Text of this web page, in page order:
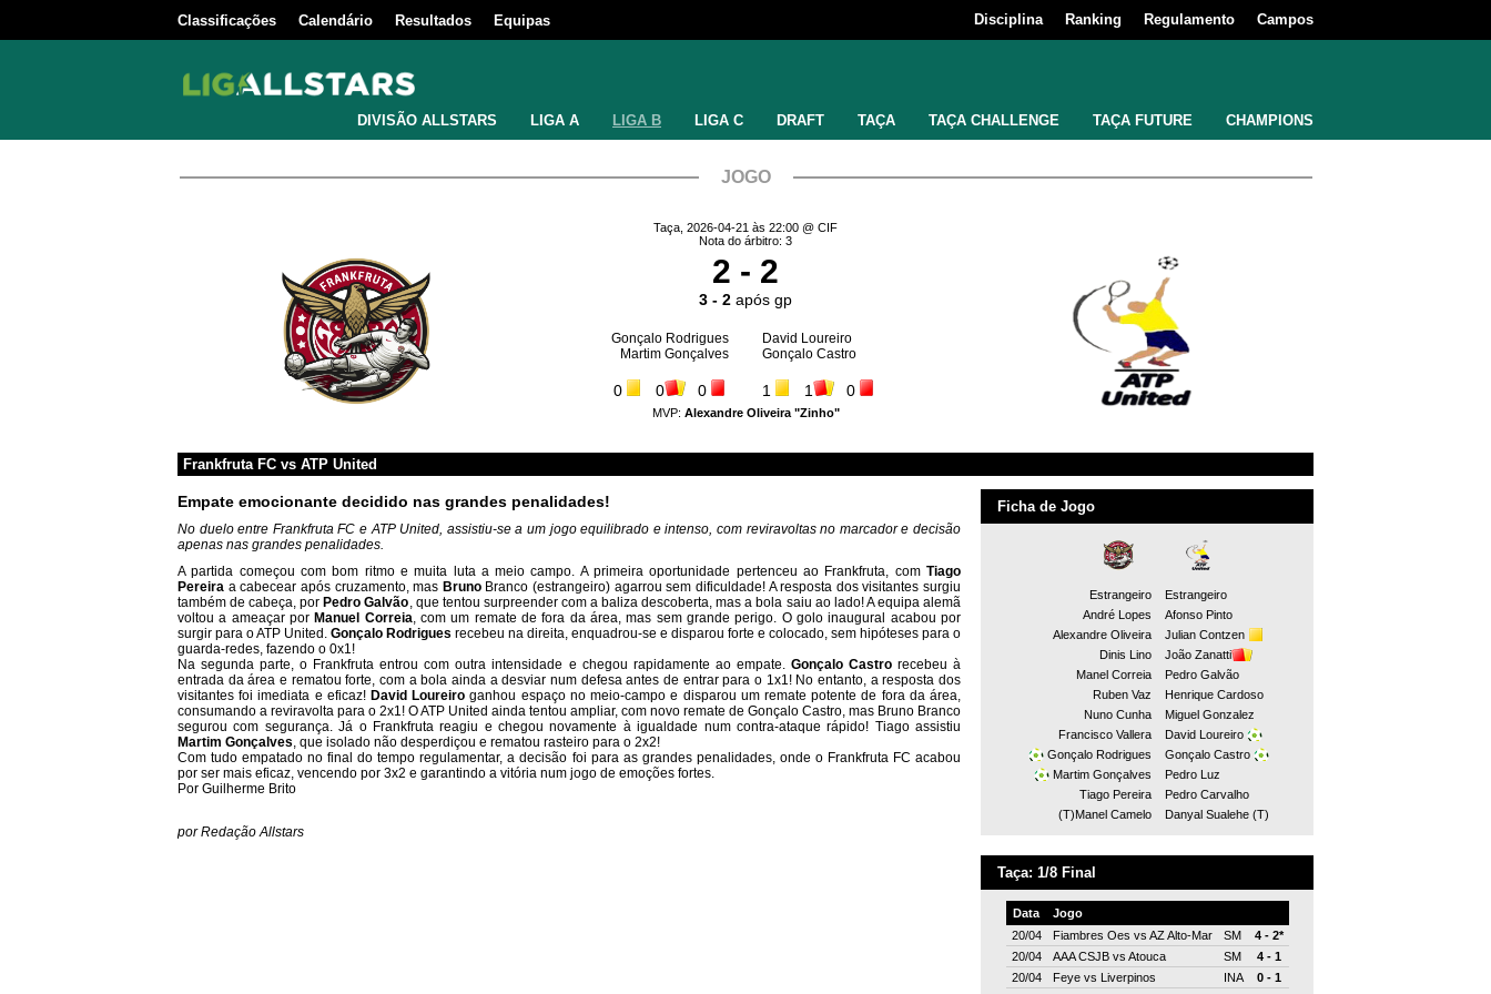
Classificações Calendário Resultados Equipas Disciplina Ranking Regulamento Campos
DIVISÃO ALLSTARS LIGA A LIGA B LIGA C DRAFT TAÇA TAÇA CHALLENGE TAÇA FUTURE CHAMPIONS
JOGO
Taça, 2026-04-21 às 22:00 @ CIF
Nota do árbitro: 3
2 - 2
3 - 2 após gp
Gonçalo Rodrigues
Martim Gonçalves
David Loureiro
Gonçalo Castro
0 0 0 1 1 0
MVP: Alexandre Oliveira "Zinho"
Frankfruta FC vs ATP United
Empate emocionante decidido nas grandes penalidades!
No duelo entre Frankfruta FC e ATP United, assistiu-se a um jogo equilibrado e intenso, com reviravoltas no marcador e decisão
apenas nas grandes penalidades.
A partida começou com bom ritmo e muita luta a meio campo. A primeira oportunidade pertenceu ao Frankfruta, com Tiago
Pereira a cabecear após cruzamento, mas Bruno Branco (estrangeiro) agarrou sem dificuldade! A resposta dos visitantes surgiu
também de cabeça, por Pedro Galvão, que tentou surpreender com a baliza descoberta, mas a bola saiu ao lado! A equipa alemã
voltou a ameaçar por Manuel Correia, com um remate de fora da área, mas sem grande perigo. O golo inaugural acabou por
surgir para o ATP United. Gonçalo Rodrigues recebeu na direita, enquadrou-se e disparou forte e colocado, sem hipóteses para o
guarda-redes, fazendo o 0x1!
Na segunda parte, o Frankfruta entrou com outra intensidade e chegou rapidamente ao empate. Gonçalo Castrorecebeu à
entrada da área e rematou forte, com a bola ainda a desviar num defesa antes de entrar para o 1x1! No entanto, a resposta dos
visitantes foi imediata e eficaz! David Loureiro ganhou espaço no meio-campo e disparou um remate potente de fora da área,
consumando a reviravolta para o 2x1! O ATP United ainda tentou ampliar, com novo remate de Gonçalo Castro, mas Bruno Branco
segurou com segurança. Já o Frankfruta reagiu e chegou novamente à igualdade num contra-ataque rápido! Tiago assistiu
Martim Gonçalves, que isolado não desperdiçou e rematou rasteiro para o 2x2!
Com tudo empatado no final do tempo regulamentar, a decisão foi para as grandes penalidades, onde o Frankfruta FC acabou
por ser mais eficaz, vencendo por 3x2 e garantindo a vitória num jogo de emoções fortes.
Por Guilherme Brito
por Redação Allstars
Ficha de Jogo
Estrangeiro
Estrangeiro
André Lopes
Afonso Pinto
Alexandre Oliveira
Julian Contzen
Dinis Lino
João Zanatti
Manel Correia
Pedro Galvão
Ruben Vaz
Henrique Cardoso
Nuno Cunha
Miguel Gonzalez
Francisco Vallera
David Loureiro
Gonçalo Rodrigues
Gonçalo Castro
Martim Gonçalves
Pedro Luz
Tiago Pereira
Pedro Carvalho
(T)Manel Camelo
Danyal Sualehe (T)
Taça: 1/8 Final
Data
Jogo
20/04
Fiambres Oes vs AZ Alto-Mar SM
4 - 2*
20/04
AAA CSJBvs Atouca SM
4 - 1
20/04
Feyevs Liverpinos INA
0 - 1